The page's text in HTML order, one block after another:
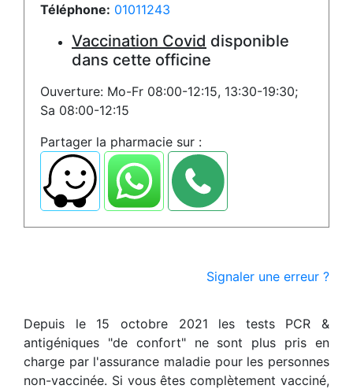
Téléphone: 01011243
Vaccination Covid disponible
dans cette officine
Ouverture: Mo-Fr 08:00-12:15, 13:30-19:30;
Sa 08:00-12:15
Partager la pharmacie sur :
Signaler une erreur ?
Depuis le 15 octobre 2021 les tests PCR &
antigéniques "de confort" ne sont plus pris en
charge par l'assurance maladie pour les personnes
non-vaccinée. Si vous êtes complètement vacciné,